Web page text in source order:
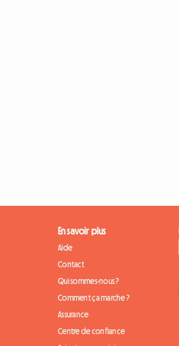
En savoir plus
Aide
Contact
Qui sommes-nous ?
Comment ça marche ?
Assurance
Centre de confiance